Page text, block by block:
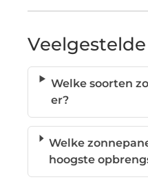
Welke soorten
er?
Welke
hoogste